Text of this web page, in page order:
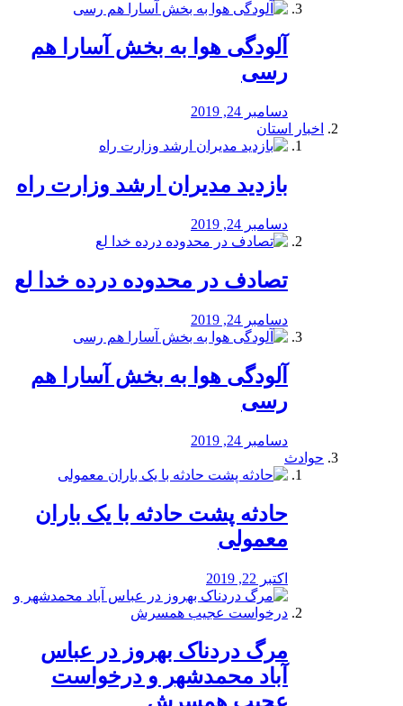
آلودگی هوا به بخش آسارا هم
رسی
دسامبر 24, 2019
اخبار استان
بازدید مدیران ارشد وزارت راه
دسامبر 24, 2019
تصادف در محدوده درده خدا لع
دسامبر 24, 2019
آلودگی هوا به بخش آسارا هم
رسی
دسامبر 24, 2019
حوادث
️حادثه پشت حادثه با یک باران
معمولی
اکتبر 22, 2019
مرگ دردناک بهروز در عباس
آباد محمدشهر و درخواست